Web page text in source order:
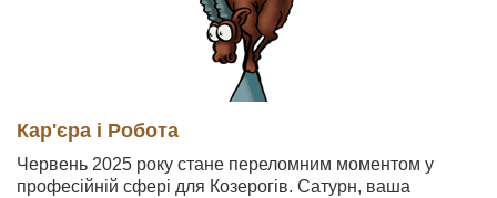
Кар'єра і Робота
Червень 2025 року стане переломним моментом у
професійній сфері для Козерогів. Сатурн, ваша